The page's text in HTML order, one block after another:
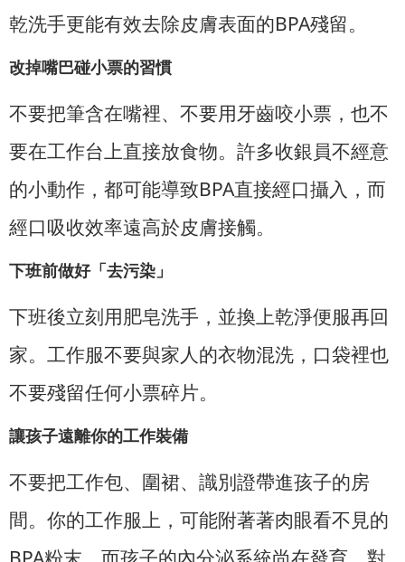
乾洗手更能有效去除皮膚表面的BPA殘留。
改掉嘴巴碰小票的習慣
不要把筆含在嘴裡、不要用牙齒咬小票，也不
要在工作台上直接放食物。許多收銀員不經意
的小動作，都可能導致BPA直接經口攝入，而
經口吸收效率遠高於皮膚接觸。
下班前做好「去污染」
下班後立刻用肥皂洗手，並換上乾淨便服再回
家。工作服不要與家人的衣物混洗，口袋裡也
不要殘留任何小票碎片。
讓孩子遠離你的工作裝備
不要把工作包、圍裙、識別證帶進孩子的房
間。你的工作服上，可能附著著肉眼看不見的